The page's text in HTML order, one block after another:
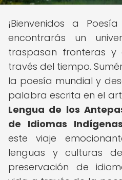
¡Bienvenidos a
encontrarás un
traspasan fronteras y
través del tiempo.
la poesía mundial y
palabra escrita en el
Lengua de los
de Idiomas Indígenas
este viaje
lenguas y culturas
preservación de